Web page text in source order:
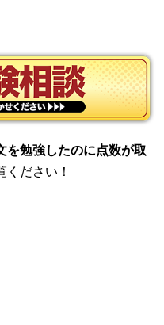
を勉強したのに点数が取
ください！